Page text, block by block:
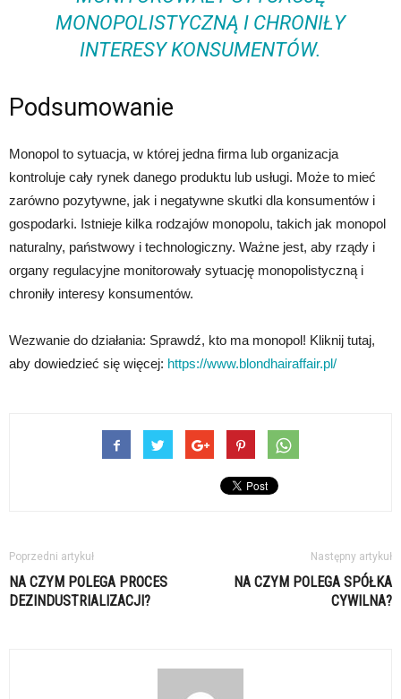
MONOPOLISTYCZNĄ I CHRONIŁY
INTERESY KONSUMENTÓW.
Podsumowanie
Monopol to sytuacja, w której jedna firma lub organizacja
kontroluje cały rynek danego produktu lub usługi. Może to mieć
zarówno pozytywne, jak i negatywne skutki dla konsumentów i
gospodarki. Istnieje kilka rodzajów monopolu, takich jak monopol
naturalny, państwowy i technologiczny. Ważne jest, aby rządy i
organy regulacyjne monitorowały sytuację monopolistyczną i
chroniły interesy konsumentów.
Wezwanie do działania: Sprawdź, kto ma monopol! Kliknij tutaj,
aby dowiedzieć się więcej: https://www.blondhairaffair.pl/
Poprzedni artykuł
NA CZYM POLEGA PROCES
DEZINDUSTRIALIZACJI?
Następny artykuł
NA CZYM POLEGA SPÓŁKA
CYWILNA?